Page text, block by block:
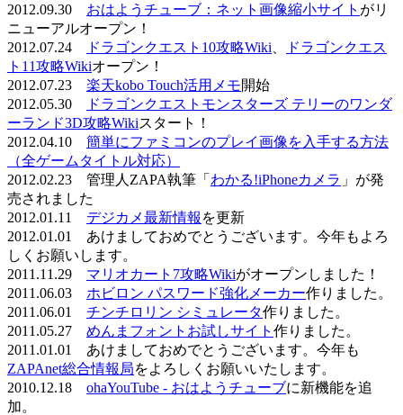
2012.09.30 おはようチューブ：ネット画像縮小サイト がリ
ニューアルオープン！
2012.07.24
ドラゴンクエスト10攻略Wiki
ドラゴンクエス
ト11攻略Wikiオープン！
2012.07.23 楽天kobo Touch活用メモ開始
2012.05.30
ドラゴンクエストモンスターズ テリーのワンダ
ーランド3D攻略Wikiスタート！
2012.04.10 簡単にファミコンのプレイ画像を入手する方法
（全ゲームタイトル対応）
2012.02.23 管理人ZAPA執筆「 わかる!iPhoneカメラ 」が発
売されました
2012.01.11 デジカメ最新情報 を更新
2012.01.01 あけましておめでとうございます。今年もよろ
しくお願いします。
2011.11.29 マリオカート7攻略Wikiがオープンしました！
2011.06.03 ホビロン パスワード強化メーカー作りました。
2011.06.01 チンチロリン シミュレータ作りました。
2011.05.27 めんまフォントお試しサイト 作りました。
2011.01.01 あけましておめでとうございます。今年も
ZAPAnet総合情報局をよろしくお願いいたします。
2010.12.18 ohaYouTube - おはようチューブに新機能を追
加。